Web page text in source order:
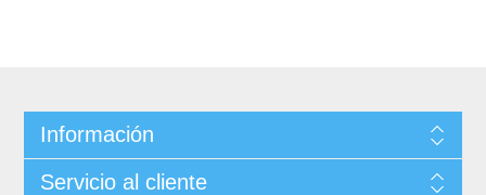
Información
Servicio al cliente